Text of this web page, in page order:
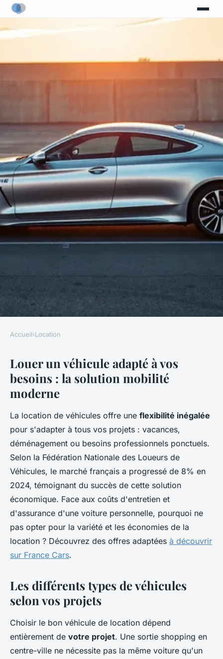
Location de véhicules : les
options qui vous simplifient la
vie
Sofia•3 décembre 2025•7 min de lecture
Accueil›Location
Louer un véhicule adapté à vos
besoins : la solution mobilité
moderne
La location de véhicules offre une flexibilité inégalée
pour s'adapter à tous vos projets : vacances,
déménagement ou besoins professionnels ponctuels.
Selon la Fédération Nationale des Loueurs de
Véhicules, le marché français a progressé de 8% en
2024, témoignant du succès de cette solution
économique. Face aux coûts d'entretien et
d'assurance d'une voiture personnelle, pourquoi ne
pas opter pour la variété et les économies de la
location ? Découvrez des offres adaptées à découvrir
sur France Cars.
Les différents types de véhicules
selon vos projets
Choisir le bon véhicule de location dépend
entièrement de votre projet. Une sortie shopping en
centre-ville ne nécessite pas la même voiture qu'un